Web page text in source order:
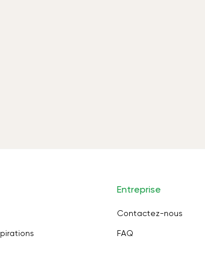
Entreprise
Contactez-nous
FAQ